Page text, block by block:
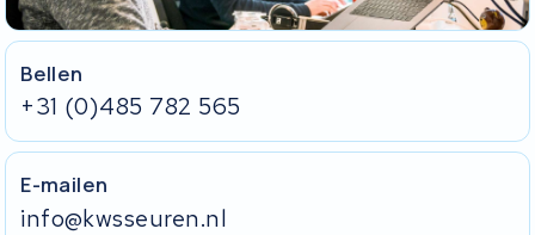
Bellen
+31 (0)485 782 565
E-mailen
info@kwsseuren.nl